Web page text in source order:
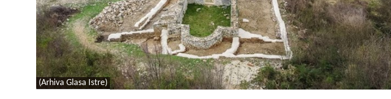
(Arhiva Glasa Istre)